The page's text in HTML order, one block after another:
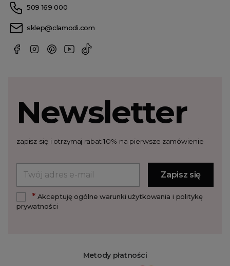
509 169 000
sklep@clamodi.com
Metody płatności
Newsletter
zapisz się i otrzymaj rabat 10% na pierwsze zamówienie
*Akceptuję ogólne warunki użytkowania i politykę
prywatności